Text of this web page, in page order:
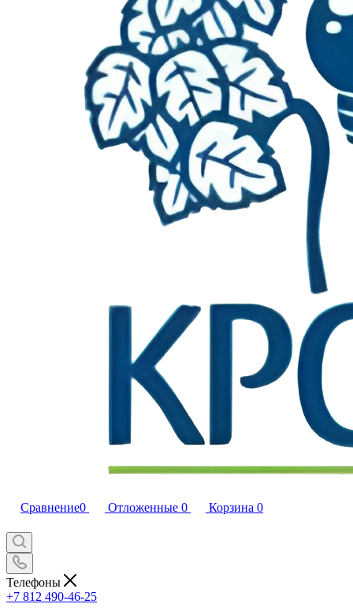
Сравнение0 Отложенные 0 Корзина 0
Телефоны
+7 812 490-46-25